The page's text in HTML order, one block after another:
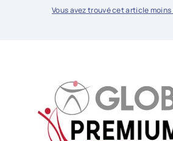
Vous avez trouvé cet article